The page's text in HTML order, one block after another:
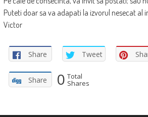
Puteti doar sa va adapati la izvorul nesecat al
Victor
Share Tweet
Share 0 Total
Shares